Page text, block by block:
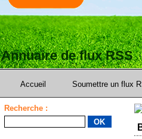
Annuaire de flux RSS
Accueil Soumettre un flux
Recherche :